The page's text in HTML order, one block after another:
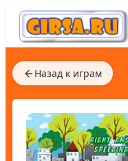
Назад к играм